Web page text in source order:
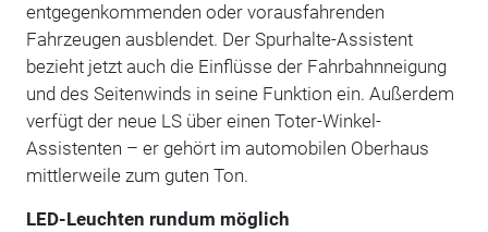
entgegenkommenden oder vorausfahrenden
Fahrzeugen ausblendet. Der Spurhalte-Assistent
bezieht jetzt auch die Einflüsse der Fahrbahnneigung
und des Seitenwinds in seine Funktion ein. Außerdem
verfügt der neue LS über einen Toter-Winkel-
Assistenten – er gehört im automobilen Oberhaus
mittlerweile zum guten Ton.
LED-Leuchten rundum möglich